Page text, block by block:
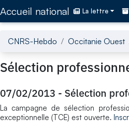
Accueil national La lettre
CNRS-Hebdo Occitanie Ouest
Sélection
07/02/2013 - Sélection
La campagne de sélection
exceptionnelle (TCE) est ouverte.